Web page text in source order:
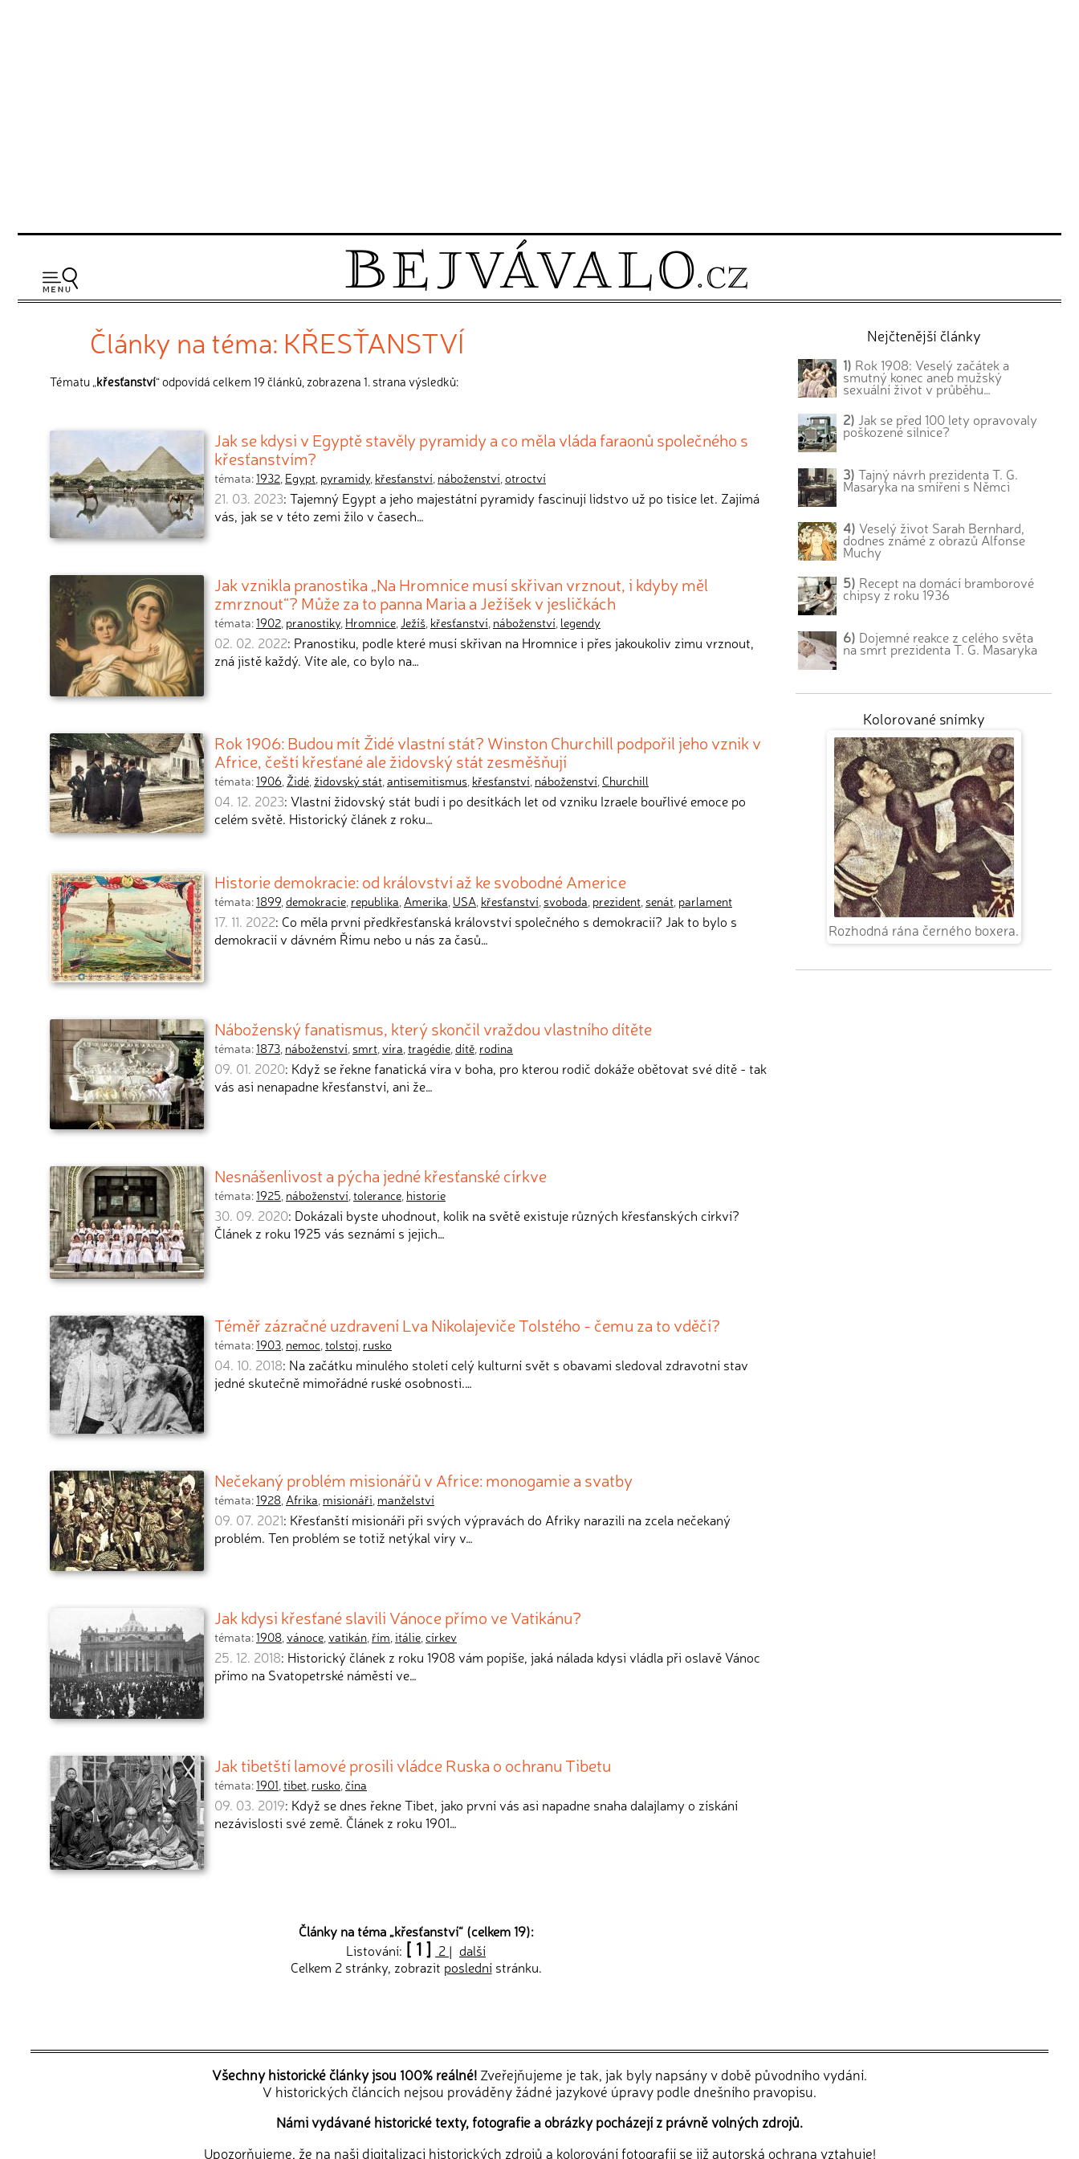
Články na téma: KŘESŤANSTVÍ
Tématu „křesťanství“ odpovídá celkem 19 článků, zobrazena 1. strana výsledků:
Jak se kdysi v Egyptě stavěly pyramidy a co měla vláda faraonů společného s
křesťanstvím?
témata:1932, Egypt, pyramidy, křesťanství, náboženství,otroctví
21. 03. 2023: Tajemný Egypt a jeho majestátní pyramidy fascinují lidstvo už po tisíce let. Zajímá
vás, jak se v této zemi žilo v časech…
Jak vznikla pranostika „Na Hromnice musí skřivan vrznout, i kdyby měl
zmrznout“? Může za to panna Maria a Ježíšek v jesličkách
témata:1902, pranostiky, Hromnice,Ježíš, křesťanství, náboženství, legendy
02. 02. 2022: Pranostiku, podle které musí skřivan na Hromnice i přes jakoukoliv zimu vrznout,
zná jistě každý. Víte ale, co bylo na…
Rok 1906: Budou mít Židé vlastní stát? Winston Churchill podpořil jeho vznik v
Africe, čeští křesťané ale židovský stát zesměšňují
témata:1906, Židé, židovský stát,antisemitismus, křesťanství, náboženství,Churchill
04. 12. 2023: Vlastní židovský stát budí i po desítkách let od vzniku Izraele bouřlivé emoce po
celém světě. Historický článek z roku…
Historie demokracie: od království až ke svobodné Americe
témata:1899,demokracie, republika,Amerika, USA, křesťanství, svoboda, prezident, senát, parlament
17. 11. 2022: Co měla první předkřesťanská království společného s demokracií? Jak to bylo s
demokracií v dávném Římu nebo u nás za časů…
Náboženský fanatismus, který skončil vraždou vlastního dítěte
témata:1873, náboženství, smrt,víra,tragédie,dítě, rodina
09. 01. 2020: Když se řekne fanatická víra v boha, pro kterou rodič dokáže obětovat své dítě - tak
vás asi nenapadne křesťanství, ani že…
Nesnášenlivost a pýcha jedné křesťanské církve
témata:1925, náboženství,tolerance, historie
30. 09. 2020: Dokázali byste uhodnout, kolik na světě existuje různých křesťanských církví?
Článek z roku 1925 vás seznámí s jejich…
Téměř zázračné uzdravení Lva Nikolajeviče Tolstého - čemu za to vděčí?
témata:1903, nemoc,tolstoj, rusko
04. 10. 2018: Na začátku minulého století celý kulturní svět s obavami sledoval zdravotní stav
jedné skutečně mimořádné ruské osobnosti.…
Nečekaný problém misionářů v Africe: monogamie a svatby
témata:1928,Afrika, misionáři, manželství
09. 07. 2021: Křesťanští misionáři při svých výpravách do Afriky narazili na zcela nečekaný
problém. Ten problém se totiž netýkal víry v…
Jak kdysi křesťané slavili Vánoce přímo ve Vatikánu?
témata:1908,vánoce,vatikán, řím,itálie,církev
25. 12. 2018: Historický článek z roku 1908 vám popíše, jaká nálada kdysi vládla při oslavě Vánoc
přímo na Svatopetrské náměstí ve…
Jak tibetští lamové prosili vládce Ruska o ochranu Tibetu
témata:1901,tibet, rusko,čína
09. 03. 2019: Když se dnes řekne Tibet, jako první vás asi napadne snaha dalajlamy o získání
nezávislosti své země. Článek z roku 1901…
Články na téma „křesťanství“ (celkem 19):
Listování: [ 1 ] 2 | další
Celkem 2 stránky, zobrazit poslednístránku.
Nejčtenější články
1) Rok 1908: Veselý začátek a
smutný konec aneb mužský
sexuální život v průběhu…
2) Jak se před 100 lety opravovaly
poškozené silnice?
3) Tajný návrh prezidenta T. G.
Masaryka na smíření s Němci
4) Veselý život Sarah Bernhard,
dodnes známé z obrazů Alfonse
Muchy
5) Recept na domácí bramborové
chipsy z roku 1936
6) Dojemné reakce z celého světa
na smrt prezidenta T. G. Masaryka
Kolorované snímky
Rozhodná rána černého boxera.
Všechny historické články jsou 100% reálné! Zveřejňujeme je tak, jak byly napsány v době původního vydání.
V historických článcích nejsou prováděny žádné jazykové úpravy podle dnešního pravopisu.
Námi vydávané historické texty, fotografie a obrázky pocházejí z právně volných zdrojů.
Upozorňujeme, že na naši digitalizaci historických zdrojů a kolorování fotografií se již autorská ochrana vztahuje!